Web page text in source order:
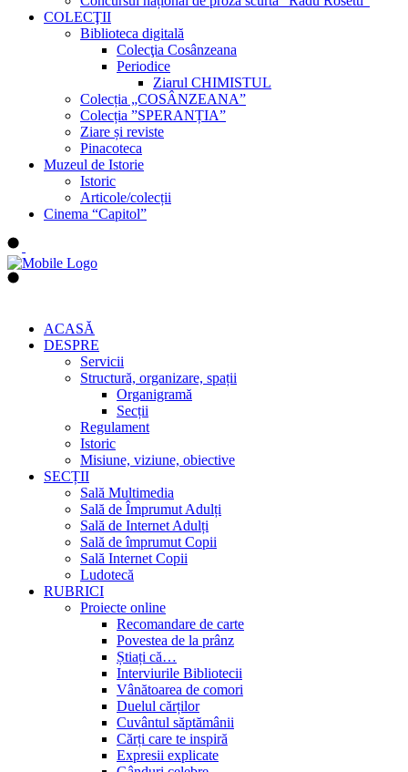
COLECŢII
Biblioteca digitală
Colecţia Cosânzeana
Periodice
Ziarul CHIMISTUL
Colecția „COSÂNZEANA”
Colecția ”SPERANȚIA”
Ziare și reviste
Pinacoteca
Muzeul de Istorie
Istoric
Articole/colecții
Cinema “Capitol”
ACASĂ
DESPRE
Servicii
Structură, organizare, spații
Organigramă
Secții
Regulament
Istoric
Misiune, viziune, obiective
SECȚII
Sală Multimedia
Sală de Împrumut Adulți
Sală de Internet Adulți
Sală de împrumut Copii
Sală Internet Copii
Ludotecă
RUBRICI
Proiecte online
Recomandare de carte
Povestea de la prânz
Știați că…
Interviurile Bibliotecii
Vânătoarea de comori
Duelul cărților
Cuvântul săptămânii
Cărți care te inspiră
Expresii explicate